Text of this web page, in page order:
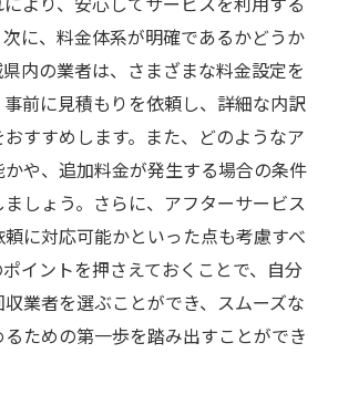
に、料金体系が明確であるかどうか
内の業者は、さまざまな料金設定を
前に見積もりを依頼し、詳細な内訳
すすめします。また、どのようなア
や、追加料金が発生する場合の条件
しょう。さらに、アフターサービス
に対応可能かといった点も考慮すべ
イントを押さえておくことで、自分
業者を選ぶことができ、スムーズな
ための第一歩を踏み出すことができ